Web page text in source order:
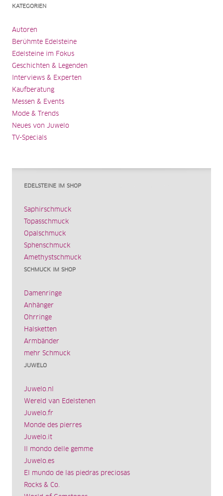
KATEGORIEN
Autoren
Berühmte Edelsteine
Edelsteine im Fokus
Geschichten & Legenden
Interviews & Experten
Kaufberatung
Messen & Events
Mode & Trends
Neues von Juwelo
TV-Specials
EDELSTEINE IM SHOP
Saphirschmuck
Topasschmuck
Opalschmuck
Sphenschmuck
Amethystschmuck
SCHMUCK IM SHOP
Damenringe
Anhänger
Ohrringe
Halsketten
Armbänder
mehr Schmuck
JUWELO
Juwelo.nl
Wereld van Edelstenen
Juwelo.fr
Monde des pierres
Juwelo.it
Il mondo delle gemme
Juwelo.es
El mundo de las piedras preciosas
Rocks & Co.